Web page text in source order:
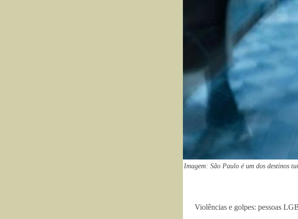
Imagem: São Paulo é um dos destinos
Violências e golpes: pessoas